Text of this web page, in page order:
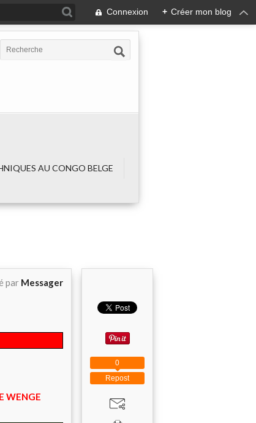
Connexion + Créer mon blog
AU CONGO BELGE
par Messager
WENGE
Repost
0